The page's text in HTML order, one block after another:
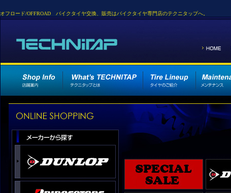
オフロード/OFFROAD バイクタイヤ交換、販売はバイクタイヤ専門店のテクニタップへ。